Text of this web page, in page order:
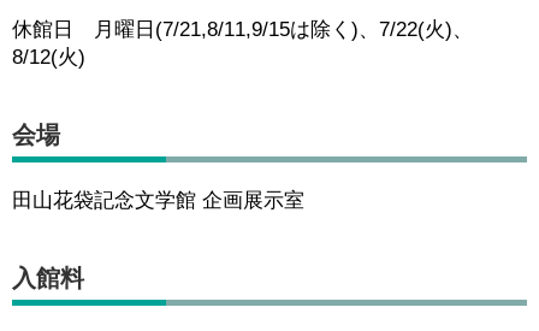
休館日 月曜日(7/21,8/11,9/15は除く)、7/22(火)、
8/12(火)
会場
田山花袋記念文学館 企画展示室
入館料